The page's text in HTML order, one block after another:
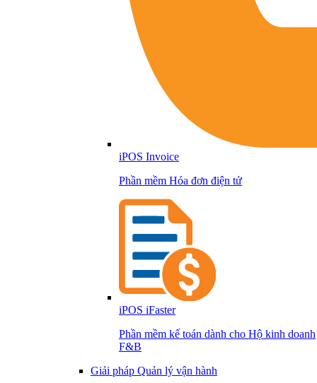
iPOS Invoice
Phần mềm Hóa đơn điện tử
iPOS iFaster
Phần mềm kế toán dành cho Hộ kinh doanh
F&B
Giải pháp Quản lý vận hành